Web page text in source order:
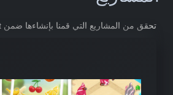
تحقق من المشاريع التي قمنا بإنشاءها ضمن Kayisoft